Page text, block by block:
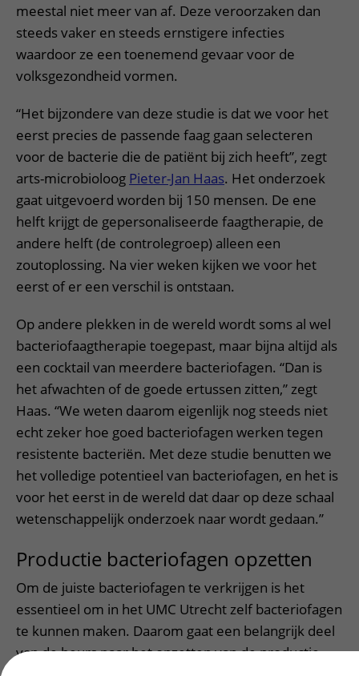
meestal niet meer van af. Deze veroorzaken dan
steeds vaker en steeds ernstigere infecties
waardoor ze een toenemend gevaar voor de
volksgezondheid vormen.
“Het bijzondere van deze studie is dat we voor het
eerst precies de passende faag gaan selecteren
voor de bacterie die de patiënt bij zich heeft”, zegt
arts-microbioloog Pieter-Jan Haas. Het onderzoek
gaat uitgevoerd worden bij 150 mensen. De ene
helft krijgt de gepersonaliseerde faagtherapie, de
andere helft (de controlegroep) alleen een
zoutoplossing. Na vier weken kijken we voor het
eerst of er een verschil is ontstaan.
Op andere plekken in de wereld wordt soms al wel
bacteriofaagtherapie toegepast, maar bijna altijd als
een cocktail van meerdere bacteriofagen. “Dan is
het afwachten of de goede ertussen zitten,” zegt
Haas. “We weten daarom eigenlijk nog steeds niet
echt zeker hoe goed bacteriofagen werken tegen
resistente bacteriën. Met deze studie benutten we
het volledige potentieel van bacteriofagen, en het is
voor het eerst in de wereld dat daar op deze schaal
wetenschappelijk onderzoek naar wordt gedaan.”
Productie bacteriofagen opzetten
Om de juiste bacteriofagen te verkrijgen is het
essentieel om in het UMC Utrecht zelf bacteriofagen
te kunnen maken. Daarom gaat een belangrijk deel
van de beurs naar het opzetten van de productie